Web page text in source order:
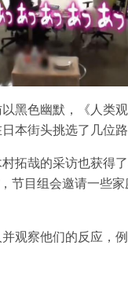
黑色幽默，《人类
本街头挑选了几位路
拓哉的采访也获得
节目组会邀请一些
观察他们的反应，